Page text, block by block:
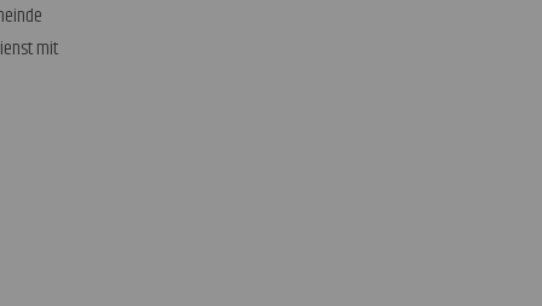
mit